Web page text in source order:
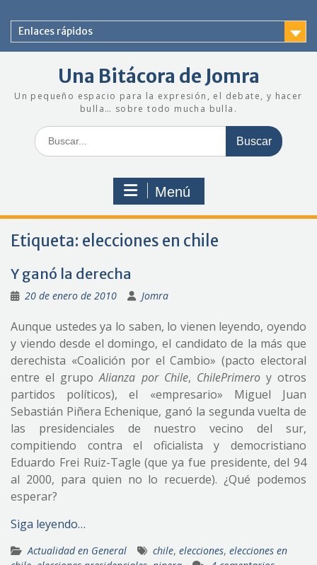
contenido
Enlaces rápidos
Una Bitácora de Jomra
Un pequeño espacio para la expresión, el debate, y hacer
bulla… sobre todo mucha bulla.
Buscar:
Menú
Etiqueta: elecciones en chile
Y ganó la derecha
20 de enero de 2010 Jomra
Aunque ustedes ya lo saben, lo vienen leyendo, oyendo
y viendo desde el domingo, el candidato de la más que
derechista «Coalición por el Cambio» (pacto electoral
entre el grupoAlianza por Chile, ChilePrimeroy otros
partidos políticos), el «empresario» Miguel Juan
Sebastián Piñera Echenique, ganó la segunda vuelta de
las presidenciales de nuestro vecino del sur,
compitiendo contra el oficialista y democristiano
Eduardo Frei Ruiz-Tagle (que ya fue presidente, del 94
al 2000, para quien no lo recuerde). ¿Qué podemos
esperar?
Siga leyendo…
Actualidad en General chile, elecciones, elecciones en